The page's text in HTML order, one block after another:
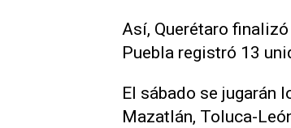
Así, Querétaro
Puebla registró 13
El sábado se jugarán
Mazatlán, Toluca-